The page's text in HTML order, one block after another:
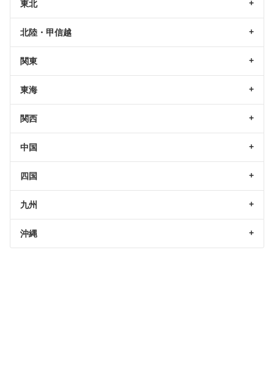
東北
北陸・甲信越
関東
東海
関西
中国
四国
九州
沖縄